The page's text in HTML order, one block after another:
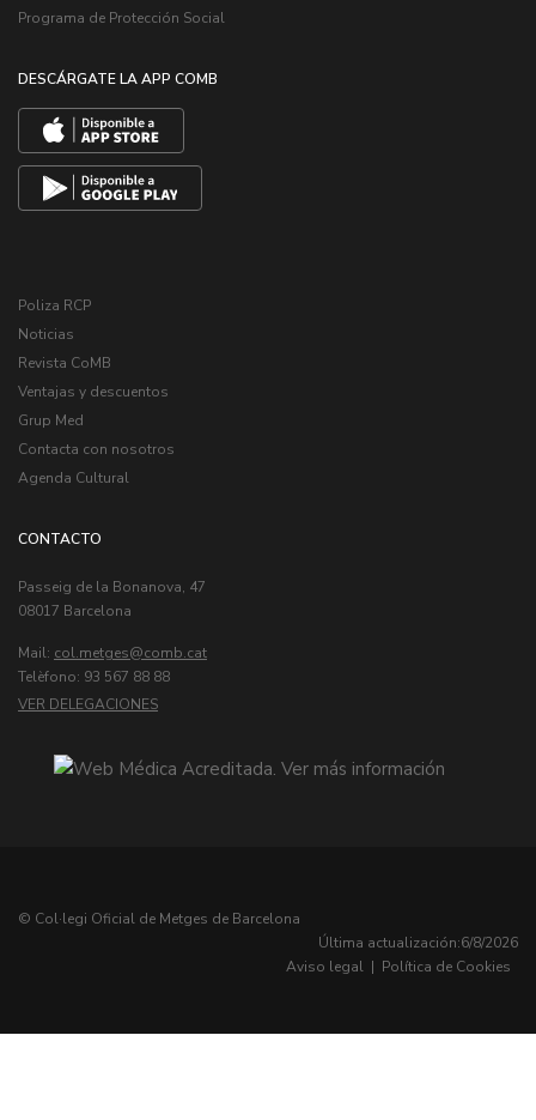
Programa de Protección Social
DESCÁRGATE LA APP COMB
Poliza RCP
Noticias
Revista CoMB
Ventajas y descuentos
Grup Med
Contacta con nosotros
Agenda Cultural
CONTACTO
Passeig de la Bonanova, 47
08017 Barcelona
Mail: col.metges
Telèfono: 93 567 88 88
VER DELEGACIONES
© Col·legi Oficial de Metges de Barcelona
Última actualización:6/8/2026
Aviso legal | Política de Cookies